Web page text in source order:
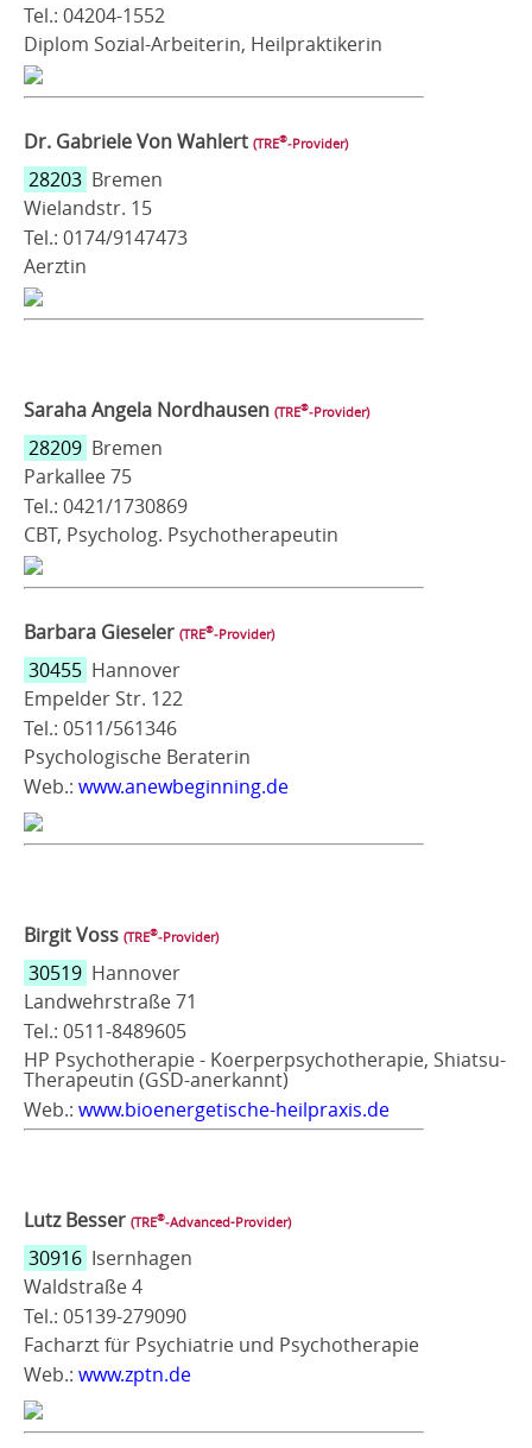
Tel.: 04204-1552
Diplom Sozial-Arbeiterin, Heilpraktikerin
Dr. Gabriele Von Wahlert (TRE®‑Provider)
28203 Bremen
Wielandstr. 15
Tel.: 0174/9147473
Aerztin
Saraha Angela Nordhausen (TRE®‑Provider)
28209 Bremen
Parkallee 75
Tel.: 0421/1730869
CBT, Psycholog. Psychotherapeutin
Barbara Gieseler (TRE®‑Provider)
30455 Hannover
Empelder Str. 122
Tel.: 0511/561346
Psychologische Beraterin
Web.: www.anewbeginning.de
Birgit Voss (TRE®‑Provider)
30519 Hannover
Landwehrstraße 71
Tel.: 0511-8489605
HP Psychotherapie - Koerperpsychotherapie, Shiatsu-
Therapeutin (GSD-anerkannt)
Web.: www.bioenergetische-heilpraxis.de
Lutz Besser (TRE®‑Advanced-Provider)
30916 Isernhagen
Waldstraße 4
Tel.: 05139-279090
Facharzt für Psychiatrie und Psychotherapie
Web.: www.zptn.de